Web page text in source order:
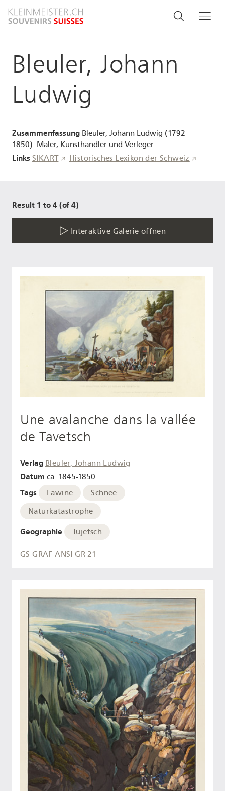
zum
Search
Suche
Bleuler, Johann
Ludwig
Zusammenfassung Bleuler, Johann Ludwig (1792 -
1850). Maler, Kunsthändler und Verleger
Links SIKART Historisches Lexikon der Schweiz
Result 1 to 4 (of 4)
Interaktive Galerie öffnen
Une avalanche dans la vallée
de Tavetsch
Verlag Bleuler, Johann Ludwig
Datum ca. 1845-1850
Tags Lawine
Schnee
Naturkatastrophe
Geographie Tujetsch
GS-GRAF-ANSI-GR-21